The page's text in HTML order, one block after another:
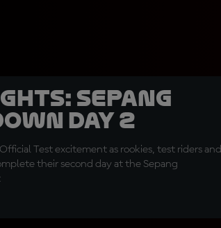
Sepang
Day 2
Test excitement as rookies, test riders and
their second day at the Sepang